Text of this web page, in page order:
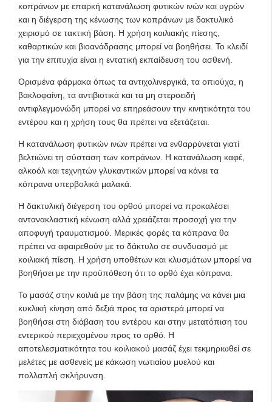
κοπράνων με επαρκή κατανάλωση φυτικών ινών και υγρών
και η διέγερση της κένωσης των κοπράνων με δακτυλικό
χειρισμό σε τακτική βάση. Η χρήση κοιλιακής πίεσης,
καθαρτικών και βιοανάδρασης μπορεί να βοηθήσει. Το κλειδί
για την επιτυχία είναι η εντατική εκπαίδευση του ασθενή.
Ορισμένα φάρμακα όπως τα αντιχολινεργικά, τα οπιούχα, η
βακλοφαίνη, τα αντιβιοτικά και τα μη στεροειδή
αντιφλεγμονώδη μπορεί να επηρεάσουν την κινητικότητα του
εντέρου και η χρήση τους θα πρέπει να εξετάζεται.
Η κατανάλωση φυτικών ινών πρέπει να ενθαρρύνεται γιατί
βελτιώνει τη σύσταση των κοπράνων. Η κατανάλωση καφέ,
αλκοόλ και τεχνητών γλυκαντικών μπορεί να κάνει τα
κόπρανα υπερβολικά μαλακά.
Η δακτυλική διέγερση του ορθού μπορεί να προκαλέσει
αντανακλαστική κένωση αλλά χρειάζεται προσοχή για την
αποφυγή τραυματισμού. Μερικές φορές τα κόπρανα θα
πρέπει να αφαιρεθούν με το δάκτυλο σε συνδυασμό με
κοιλιακή πίεση. Η χρήση υποθέτων και κλυσμάτων μπορεί να
βοηθήσει με την προϋπόθεση ότι το ορθό έχει κόπρανα.
Το μασάζ στην κοιλιά με την βάση της παλάμης να κάνει μια
κυκλική κίνηση από δεξιά προς τα αριστερά μπορεί να
βοηθήσει στη διάβαση του εντέρου και στην μετατόπιση του
εντερικού περιεχομένου προς το ορθό. Η
αποτελεσματικότητα του κοιλιακού μασάζ έχει τεκμηριωθεί σε
μελέτες με ασθενείς με κάκωση νωτιαίου μυελού και
πολλαπλή σκλήρυνση.